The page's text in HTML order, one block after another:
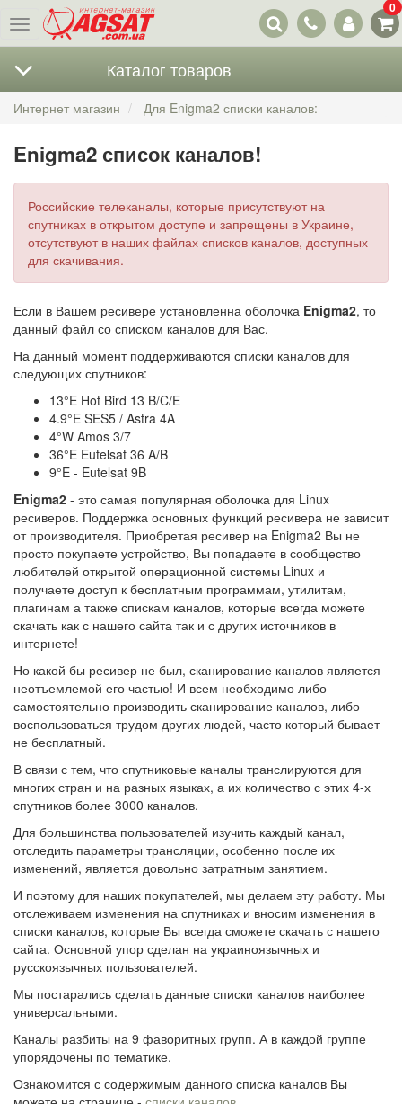
Меню
Наши
контакты
0
Каталог товаров
Интернет магазин Для Enigma2 списки каналов:
Enigma2 список каналов!
Российские телеканалы, которые присутствуют на
спутниках в открытом доступе и запрещены в Украине,
отсутствуют в наших файлах списков каналов, доступных
для скачивания.
Если в Вашем ресивере установленна оболочка Enigma2, то
данный файл со списком каналов для Вас.
На данный момент поддерживаются списки каналов для
следующих спутников:
13°E Hot Bird 13 B/C/E
4.9°E SES5 / Astra 4A
4°W Amos 3/7
36°E Eutelsat 36 A/B
9°E - Eutelsat 9B
Enigma2 - это самая популярная оболочка для Linux
ресиверов. Поддержка основных функций ресивера не зависит
от производителя. Приобретая ресивер на Enigma2 Вы не
просто покупаете устройство, Вы попадаете в сообщество
любителей открытой операционной системы Linux и
получаете доступ к бесплатным программам, утилитам,
плагинам а также спискам каналов, которые всегда можете
скачать как с нашего сайта так и с других источников в
интернете!
Но какой бы ресивер не был, сканирование каналов является
неотъемлемой его частью! И всем необходимо либо
самостоятельно производить сканирование каналов, либо
воспользоваться трудом других людей, часто который бывает
не бесплатный.
В связи с тем, что спутниковые каналы транслируются для
многих стран и на разных языках, а их количество с этих 4-х
спутников более 3000 каналов.
Для большинства пользователей изучить каждый канал,
отследить параметры трансляции, особенно после их
изменений, является довольно затратным занятием.
И поэтому для наших покупателей, мы делаем эту работу. Мы
отслеживаем изменения на спутниках и вносим изменения в
списки каналов, которые Вы всегда сможете скачать с нашего
сайта. Основной упор сделан на украиноязычных и
русскоязычных пользователей.
Мы постарались сделать данные списки каналов наиболее
универсальными.
Каналы разбиты на 9 фаворитных групп. А в каждой группе
упорядочены по тематике.
Ознакомится с содержимым данного списка каналов Вы